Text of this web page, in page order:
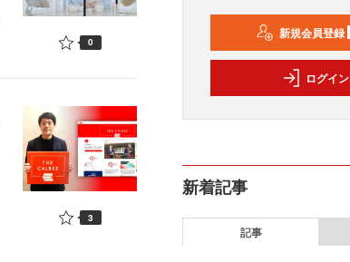
0
3
新規会員登録
ログイン
新着記事
記事